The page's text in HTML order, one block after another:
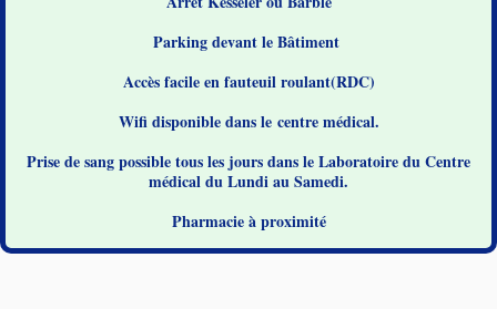
Parking devant le Bâtiment
Accès facile en fauteuil roulant(RDC)
Wifi disponible dans le centre médical.
Prise de sang possible tous les jours dans le Laboratoire du Centre
médical du Lundi au Samedi.
Pharmacie à proximité